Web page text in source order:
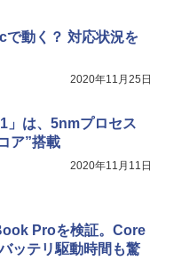
で動く？ 対応状況を
2020年11月25日
」は、5nmプロセス
ア”搭載
2020年11月11日
Proを検証。Core
ッテリ駆動時間も驚